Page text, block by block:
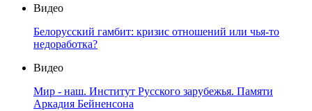
Видео
Белорусский гамбит: кризис отношений или чья-то
недоработка?
Видео
Мир - наш. Институт Русского зарубежья. Памяти
Аркадия Бейненсона